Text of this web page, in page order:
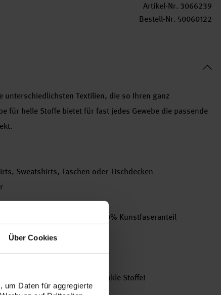
Über Cookies
um Daten für aggregierte
Artikel-Nr. 3066239
Bestell-Nr. 50060122
unterschiedlichsten Textilien, die so Ihren ganz
für helle Stoffe bietet für fast jedes Gewebe die passende
Sweatshirts, Taschen oder Tischdecken
und Mischgewebe bis 20% Kunstfaseranteil
Luft
Stoffmalfarbe für helle und dunkle Stoffe!